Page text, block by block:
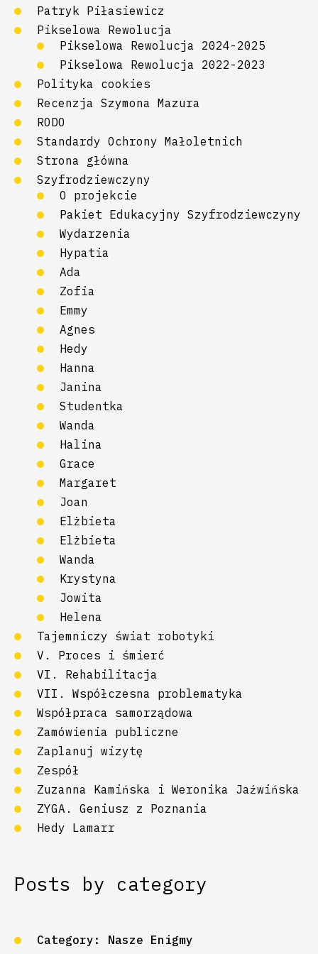
Patryk Piłasiewicz
Pikselowa Rewolucja
Pikselowa Rewolucja 2024-2025
Pikselowa Rewolucja 2022-2023
Polityka cookies
Recenzja Szymona Mazura
RODO
Standardy Ochrony Małoletnich
Strona główna
Szyfrodziewczyny
O projekcie
Pakiet Edukacyjny Szyfrodziewczyny
Wydarzenia
Hypatia
Ada
Zofia
Emmy
Agnes
Hedy
Hanna
Janina
Studentka
Wanda
Halina
Grace
Margaret
Joan
Elżbieta
Elżbieta
Wanda
Krystyna
Jowita
Helena
Tajemniczy świat robotyki
V. Proces i śmierć
VI. Rehabilitacja
VII. Współczesna problematyka
Współpraca samorządowa
Zamówienia publiczne
Zaplanuj wizytę
Zespół
Zuzanna Kamińska i Weronika Jaźwińska
ZYGA. Geniusz z Poznania
Hedy Lamarr
Posts by category
Category: Nasze Enigmy